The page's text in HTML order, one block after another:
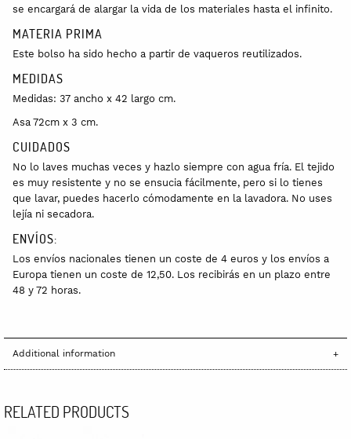
se encargará de alargar la vida de los materiales hasta el infinito.
MATERIA PRIMA
Este bolso ha sido hecho a partir de vaqueros reutilizados.
MEDIDAS
Medidas: 37 ancho x 42 largo cm.
Asa 72cm x 3 cm.
CUIDADOS
No lo laves muchas veces y hazlo siempre con agua fría. El tejido
es muy resistente y no se ensucia fácilmente, pero si lo tienes
que lavar, puedes hacerlo cómodamente en la lavadora. No uses
lejía ni secadora.
ENVÍOS:
Los envíos nacionales tienen un coste de 4 euros y los envíos a
Europa tienen un coste de 12,50. Los recibirás en un plazo entre
48 y 72 horas.
Additional information
RELATED PRODUCTS